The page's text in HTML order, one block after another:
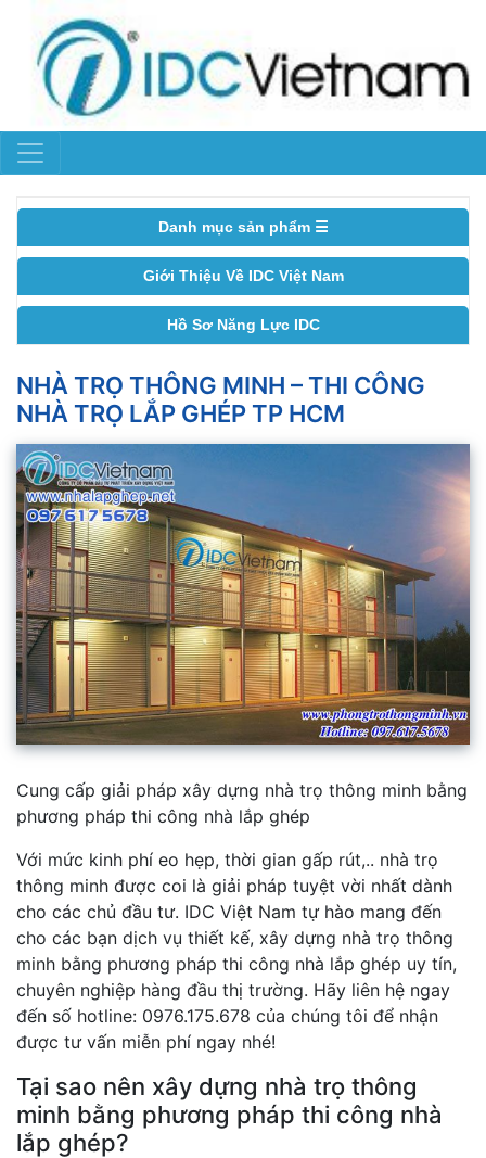
Danh mục sản phẩm ☰
Giới Thiệu Về IDC Việt Nam
Hồ Sơ Năng Lực IDC
NHÀ TRỌ THÔNG MINH – THI CÔNG
NHÀ TRỌ LẮP GHÉP TP HCM
Cung cấp giải pháp xây dựng nhà trọ thông minh bằng
phương pháp thi công nhà lắp ghép
Với mức kinh phí eo hẹp, thời gian gấp rút,.. nhà trọ
thông minh được coi là giải pháp tuyệt vời nhất dành
cho các chủ đầu tư. IDC Việt Nam tự hào mang đến
cho các bạn dịch vụ thiết kế, xây dựng nhà trọ thông
minh bằng phương pháp thi công nhà lắp ghép uy tín,
chuyên nghiệp hàng đầu thị trường. Hãy liên hệ ngay
đến số hotline: 0976.175.678 của chúng tôi để nhận
được tư vấn miễn phí ngay nhé!
Tại sao nên xây dựng nhà trọ thông
minh bằng phương pháp thi công nhà
lắp ghép?